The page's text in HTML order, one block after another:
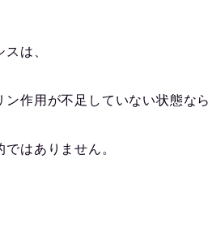
は、
ン作用が不足していない状態な
ではありません。